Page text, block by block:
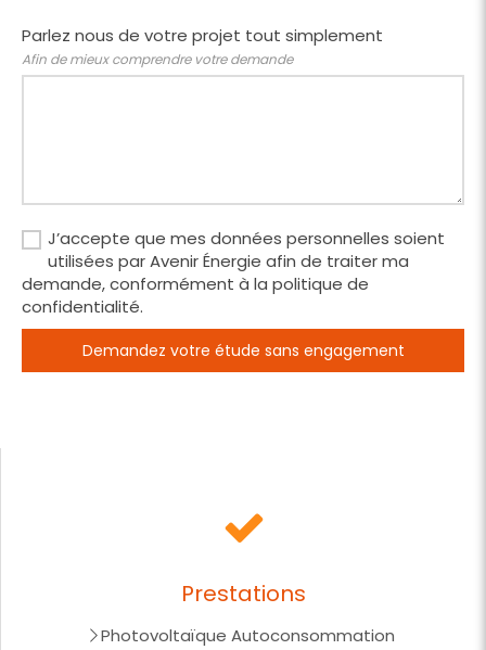
Parlez nous de votre projet tout simplement
Afin de mieux comprendre votre demande
J’accepte que mes données personnelles soient
utilisées par Avenir Énergie afin de traiter ma
demande, conformément à la politique de
confidentialité.
Demandez votre étude sans engagement
Prestations
Photovoltaïque Autoconsommation